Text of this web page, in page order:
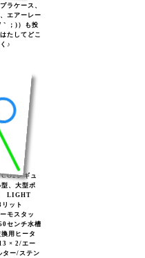
ラケース、
エアーレー
；)）も投
たしてどこ
♪
レギュ
、大型ボ
LIGHT
ット
モスタッ
センチ水槽
用ヒータ
× 2/エー
ー/ステン